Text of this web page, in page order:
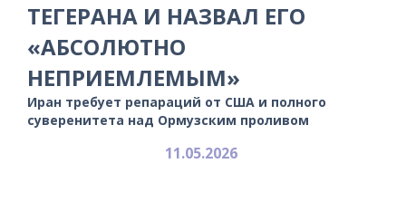
ТЕГЕРАНА И НАЗВАЛ ЕГО
«АБСОЛЮТНО
НЕПРИЕМЛЕМЫМ»
Иран требует репараций от США и полного
суверенитета над Ормузским проливом
11.05.2026